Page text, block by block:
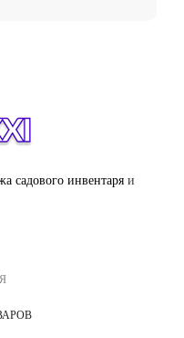
садового инвентаря и